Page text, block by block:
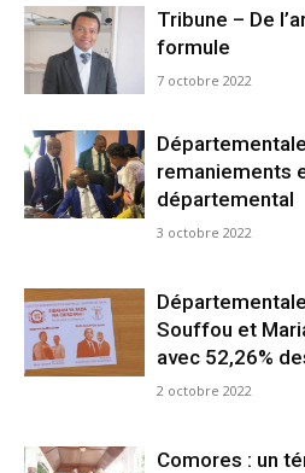
Tribune – De
formule
7 octobre 2022
remaniements
départemental
3 octobre 2022
Souffou et
avec 52,26%
2 octobre 2022
Comores : un